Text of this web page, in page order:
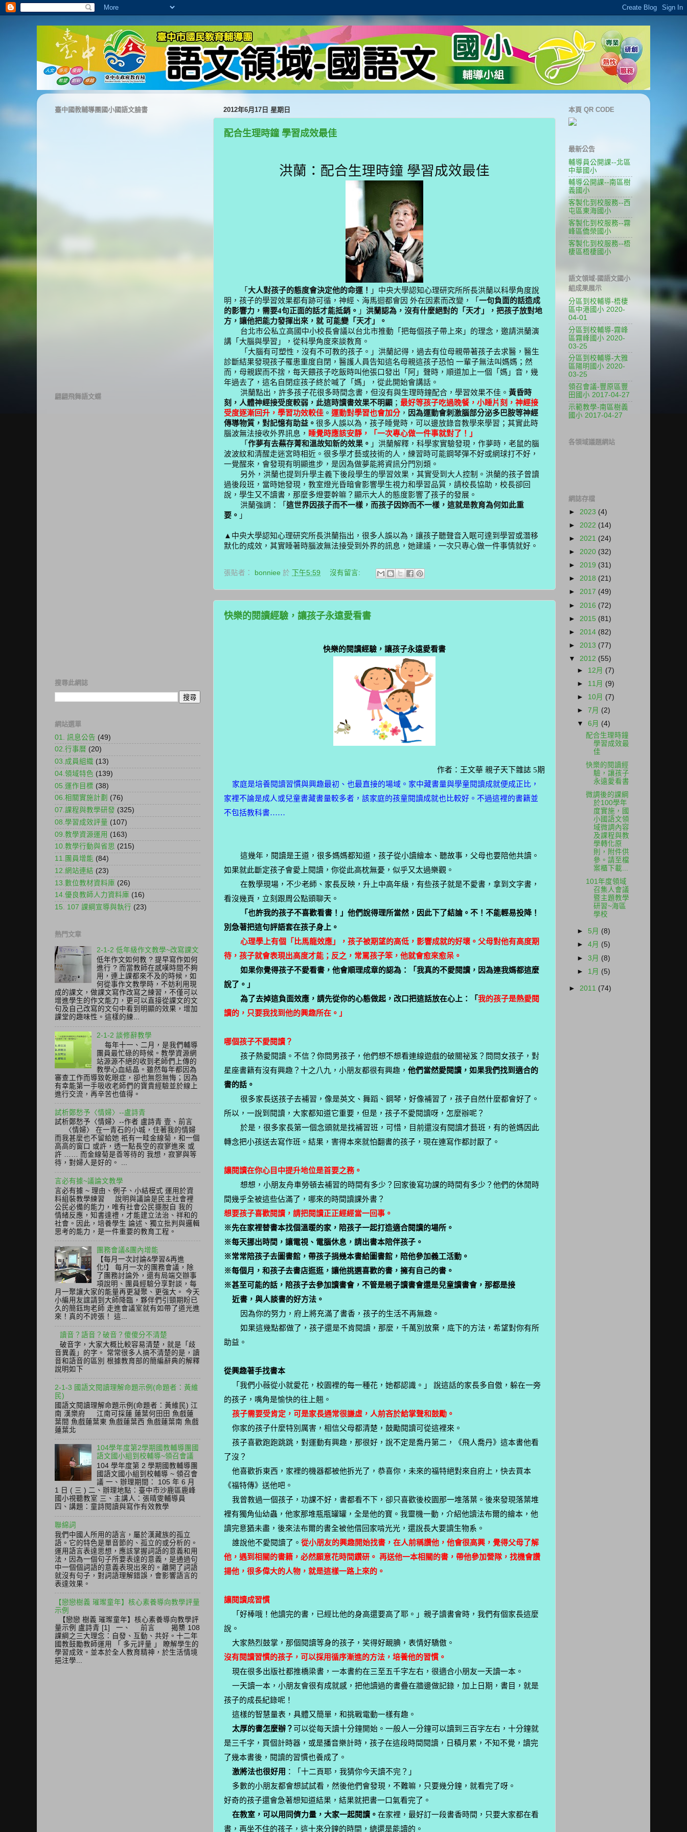
2012年6月17日 星期日
配合生理時鐘 學習成效最佳
洪蘭：配合生理時鐘 學習成效最佳
「 大人對孩子的態度會決定他的命運！
」中央大學認知心理研究所所長洪蘭以科學角度說
明，孩子的學習效果都有跡可循，神經、海馬迴都會因 外在因素而改變，「 一句負面的話造成
的影響力，需要4句正面的話才能抵銷。 」 洪蘭認為，沒有什麼絕對的「天才」，把孩子放對地
方，讓他把能力發揮出來，就 可能變「天才」。
台北市公私立高國中小校長會議以台北市推動「把每個孩子帶上來」的理念，邀請洪蘭演
講「大腦與學習」，從科學角度來談教育。
「大腦有可塑性，沒有不可教的孩子。」洪蘭記得，過去有位母親帶著孩子去求醫，醫生
診斷結果發現孩子罹患重度自閉，醫護人員告知這名母親這孩子恐怕 一輩子無法叫媽媽；然
而，母親鍥而不捨，每天餵孩子吃飯時叫他張口發出「阿」聲時，順道加上一個「媽」音，幾
年過去了，這名自閉症孩子終於喊了「媽」，從此開始會講話。
洪蘭點出，許多孩子花很多時間念書，但沒有與生理時鐘配合，學習效果不佳。 黃昏時
刻，人體神經接受度較弱，此這時讀書效果不明顯 ； 最好等孩子吃過晚餐，小睡片刻，神經接
受度逐漸回升，學習功效較佳 。 運動對學習也會加分 ， 因為運動會刺激腦部分泌多巴胺等神經
傳導物質，對記憶有助益。 很多人誤以為，孩子睡覺時，可以邊放錄音教學來學習；其實此時
腦波無法接收外界訊息， 睡覺時應該安靜，「一次專心做一件事就對了！」
「 作夢有去蕪存菁和溫故知新的效果。 」洪蘭解釋，科學家實驗發現，作夢時，老鼠的腦
波波紋和清醒走迷宮時相近。很多學才藝或技術的人，練習時可能鋼琴彈不好或網球打不好，
一覺醒來，會發現有明顯進步，是因為做夢能將資訊分門別類。
另外，洪蘭也提到升學主義下後段學生的學習效果，其實受到大人控制。洪蘭的孩子曾讀
過後段班，當時她發現，教室燈光昏暗會影響學生視力和學習品質，請校長協助，校長卻回
說，學生又不讀書，那麼多燈要幹嘛？顯示大人的態度影響了孩子的發展。
洪蘭強調：「 這世界因孩子而不一樣，而孩子因妳而不一樣，這就是教育為何如此重
要。 」
▲ 中央大學認知心理研究所長洪蘭指出，很多人誤以為，讓孩子聽聲音入眠可達到學習或潛移
默化的成效，其實睡著時腦波無法接受到外界的訊息，她建議，一次只專心做一件事情就好。
張貼者： bonniee 於 下午5:59 沒有留言:
快樂的閱讀經驗，讓孩子永遠愛看書
快樂的閱讀經驗，讓孩子永遠愛看書
作者：王文華 親子天下雜誌 5期
家庭是培養閱讀習慣與興趣最初、也最直接的場域。家中藏書量與學童閱讀成就便成正比，
家裡不論是成人或兒童書藏書量較多者，該家庭的孩童閱讀成就也比較好。不過這裡的書籍並
不包括教科書……
這幾年，閱讀是王道，很多媽媽都知道，孩子從小讀繪本、聽故事，父母也要陪他共讀。
如果就此斷定孩子會愛上閱讀，你從此高枕無憂，似乎又太過樂觀。
在教學現場，不少老師、家長反映，升上中高年級，有些孩子就是不愛書，拿到文字書，
看沒幾頁，立刻跟周公點頭聊天。
「也許我的孩子不喜歡看書！」他們說得理所當然，因此下了結論。不！不能輕易投降！
別急著把這句評語套在孩子身上。
心理學上有個「比馬龍效應」，孩子被期望的高低，影響成就的好壞。父母對他有高度期
待，孩子就會表現出高度才能；反之，常罵孩子笨，他就會愈來愈呆。
如果你覺得孩子不愛看書，他會順理成章的認為：「我真的不愛閱讀，因為連我媽都這麼
說了。」
為了去掉這負面效應，請先從你的心態做起，改口把這話放在心上：「我的孩子是熱愛閱
讀的，只要我找到他的興趣所在。」
哪個孩子不愛閱讀？
孩子熱愛閱讀。不信？你問男孩子，他們想不想看連線遊戲的破關祕笈？問問女孩子，對
星座書籍有沒有興趣？十之八九，小朋友都很有興趣， 他們當然愛閱讀，如果我們找到適合的
書的話。
很多家長送孩子去補習，像是英文、舞蹈、鋼琴，好像補習了，孩子自然什麼都會好了。
所以，一說到閱讀，大家都知道它重要，但是，孩子不愛閱讀呀，怎麼辦呢？
於是，很多家長第一個念頭就是找補習班，可惜，目前還沒有閱讀才藝班，有的爸媽因此
轉念把小孩送去寫作班。結果，害得本來就怕翻書的孩子，現在連寫作都討厭了。
讓閱讀在你心目中提升地位是首要之務。
想想，小朋友舟車勞頓去補習的時間有多少？回家後寫功課的時間有多少？他們的休閒時
間幾乎全被這些佔滿了，哪來的時間讀課外書？
想要孩子喜歡閱讀，請把閱讀正正經經當一回事。
※先在家裡替書本找個溫暖的家，陪孩子一起打造適合閱讀的場所。
※每天挪出時間，讓電視、電腦休息，請出書本陪伴孩子。
※常常陪孩子去圖書館，帶孩子捐幾本書給圖書館，陪他參加義工活動。
※每個月，和孩子去書店逛逛，讓他挑選喜歡的書，擁有自己的書。
※甚至可能的話，陪孩子去參加讀書會，不管是親子讀書會還是兒童讀書會，那都是接
近書，與人談書的好方法。
因為你的努力，府上將充滿了書香，孩子的生活不再無趣。
如果這幾點都做了，孩子還是不肯閱讀，那麼，千萬別放棄，底下的方法，希望對你有所
助益。
從興趣著手找書本
「我們小薇從小就愛花，校園裡的每一種花，她都認識。」 說這話的家長多自傲，躲在一旁
的孩子，嘴角是愉快的往上翹。
孩子需要受肯定，可是家長通常很謙虛，人前吝於給掌聲和鼓勵。
你家的孩子什麼特別厲害，相信父母都清楚，鼓勵閱讀可從這裡來。
孩子喜歡跑跑跳跳，對運動有興趣，那很好，說不定是喬丹第二，《飛人喬丹》這本書他看
了沒？
他喜歡拆東西，家裡的機器都被他拆光了，恭喜你，未來的福特絕對來自府上，快去買本
《福特傳》送他吧。
我曾教過一個孩子，功課不好，書都看不下，卻只喜歡後校園那一堆落葉。後來發現落葉堆
裡有獨角仙幼蟲，他家那堆瓶瓶罐罐，全是他的寶。我靈機一動，介紹他讀法布爾的繪本，他
讀完意猶未盡，後來法布爾的書全被他借回家啃光光，還說長大要讀生物系。
誰說他不愛閱讀了。 從小朋友的興趣開始找書，在人前稱讚他，他會很高興，覺得父母了解
他，遇到相關的書籍，必然願意花時間鑽研。 再送他一本相關的書，帶他參加營隊，找機會讚
揚他，很多偉大的人物，就是這樣一路上來的。
讓閱讀成習慣
「好棒哦！他讀完的書，已經比他的身高還要高了耶。」親子讀書會時，我們有個家長這麼
說。
大家熱烈鼓掌，那個閱讀等身的孩子，笑得好靦腆，表情好驕傲。
沒有閱讀習慣的孩子，可以採用循序漸進的方法，培養他的習慣。
現在很多出版社都推橋梁書，一本書約在三至五千字左右，很適合小朋友一天讀一本。
一天讀一本，小朋友會很有成就感，把他讀過的書疊在牆邊做記錄，加上日期，書目，就是
孩子的成長紀錄呢！
這樣的智慧量表，具體又簡單，和挑戰電動一樣有趣。
太厚的書怎麼辦？ 可以從每天讀十分鐘開始。一般人一分鐘可以讀到三百字左右，十分鐘就
是三千字，買個計時器，或是播音樂計時，孩子在這段時間閱讀，日積月累，不知不覺，讀完
了幾本書後，閱讀的習慣也養成了。
激將法也很好用 ：「十二頁耶，我猜你今天讀不完？」
多數的小朋友都會想試試看，然後他們會發現，不難嘛，只要幾分鐘，就看完了呀。
好奇的孩子還會急著想知道結果，結果就把書一口氣看完了。
在教室，可以用同儕力量，大家一起閱讀。 在家裡，最好訂一段書香時間，只要大家都在看
書，再坐不住的孩子，這十來分鐘的時間，總還是能讀的。
臺中國教輔導團國小國語文臉書
翩翩飛舞語文蝶
搜尋此網誌
網站選單
01. 訊息公告 (49)
02.行事曆 (20)
03.成員組織 (13)
04.領域特色 (139)
05.運作目標 (38)
06.相關實施計劃 (76)
07.課程與教學研發 (325)
08.學習成效評量 (107)
09.教學資源運用 (163)
10.教學行動與省思 (215)
11.團員增能 (84)
12.網站連結 (23)
13.數位教材資料庫 (26)
14.優良教師人力資料庫 (16)
15. 107 課綱宣導與執行 (23)
熱門文章
2-1-2 低年級作文教學~改寫課文
低年作文如何教 ? 提早寫作如何
進行 ? 而當教師在感嘆時間不夠
用，連上課都來不及的時候，如
何從事作文教學時，不妨利用現
成的課文，做課文寫作改寫之練習，不僅可以
增進學生的作文能力，更可以直接從課文的文
句及自己改寫的文句中看到明顯的效果，增加
課堂的趣味性。這樣的練...
2-1-2 談修辭教學
每年十一、二月，是我們輔導
團員最忙碌的時候。教學資源網
站源源不絕的收到老師們上傳的
教學心血結晶。雖然每年都因為
審查工作而導致乾眼症，卻也無怨無悔；因為
有幸能第一手吸收老師們的寶貴經驗並於線上
進行交流，再辛苦也值得。
試析鄭愁予〈情婦〉--盧詩青
試析鄭愁予〈情婦〉--作者 盧詩青 壹、前言
〈情婦〉 在一青石的小城，住著我的情婦
而我甚麼也不留給她 祇有一畦金線菊，和一個
高高的窗口 或許，透一點長空的寂寥進來 或
許 …… 而金線菊是善等待的 我想，寂寥與等
待，對婦人是好的。 ...
言必有據~議論文教學
言必有據 ~ 理由、例子、小結模式 運用於資
料組裝教學練習 說明與議論是民主社會裡
公民必備的能力，唯有社會公民擺脫自 我的
情緒反應，知書達禮，才能建立法治、祥和的
社會。因此，培養學生 論述、獨立批判與邏輯
思考的能力，是一件重要的教育工程。
團務會議&團內增能
【每月一次討論&學習&再進
化!】 每月一次的團務會議，除
了團務討論外，還有局端交辦事
項說明、團員經驗分享對談，每
月一聚讓大家的能量再更凝聚、更強大。 今天
小編用友誼請到大師降臨，夥伴們引頸期盼已
久的簡鈺珣老師 走進會議室就有如帶了道光進
來！真的不誇張！ 這...
讀音？語音？破音？傻傻分不清楚
破音字，大家大概比較容易清楚，就是「歧
音異義」的字。 常常很多人搞不清楚的是，讀
音和語音的區別 根據教育部的簡編辭典的解釋
說明如下
2-1-3 國語文閱讀理解命題示例(命題者：黃維
民)
國語文閱讀理解命題示例(命題者：黃維民) 江
南 漢樂府 江南可採蓮 蓮葉何田田 魚戲蓮
葉間 魚戲蓮葉東 魚戲蓮葉西 魚戲蓮葉南 魚戲
蓮葉北
104學年度第2學期國教輔導團國
語文國小組到校輔導~領召會議
104 學年度第 2 學期國教輔導團
國語文國小組到校輔導 ~ 領召會
議 一、辦理期間： 105 年 6 月
1 日 ( 三 ) 二、辦理地點：臺中市沙鹿區鹿峰
國小視聽教室 三、主講人：張晴雯輔導員
四、講題：童詩閱讀與寫作有效教學
聯綿詞
我們中國人所用的語言，屬於漢藏族的孤立
語。它的特色是單音節的、孤立的或分析的。
運用語言表達思想，應該掌握詞語的意義和用
法，因為一個句子所要表達的意義，是通過句
中一個個詞語的意義表現出來的。離開了詞語
就沒有句子，對詞語理解錯誤，會影響語言的
表達效果。
【戀戀樹義 璀璨童年】核心素養導向教學評量
示例
【戀戀 樹義 璀璨童年】核心素養導向教學評
量示例 盧詩青 [1] 一、 前言 揭櫫 108
課綱之三大理念：自發、互動、共好。十二年
國教鼓勵教師運用 「 多元評量 」 瞭解學生的
學習成效。並本於全人教育精神，於生活情境
挹注學...
本頁 QR CODE
最新公告
輔導員公開課--北區
中華國小
輔導公開課--南區樹
義國小
客製化到校服務--西
屯區東海國小
客製化到校服務--霧
峰區僑榮國小
客製化到校服務--梧
棲區梧棲國小
語文領域-國語文國小
組成果展示
分區到校輔導-梧棲
區中港國小 2020-
04-01
分區到校輔導-霧峰
區霧峰國小 2020-
03-25
分區到校輔導-大雅
區陽明國小 2020-
03-25
領召會議-豐原區豐
田國小 2017-04-27
示範教學-南區樹義
國小 2017-04-27
各領域議題網站
網誌存檔
► 2023 (4)
► 2022 (14)
► 2021 (24)
► 2020 (32)
► 2019 (31)
► 2018 (21)
► 2017 (49)
► 2016 (72)
► 2015 (81)
► 2014 (82)
► 2013 (77)
▼ 2012 (55)
► 12月 (7)
► 11月 (9)
► 10月 (7)
►7月 (2)
▼6月 (4)
配合生理時鐘
學習成效最
佳
快樂的閱讀經
驗，讓孩子
永遠愛看書
微調後的課綱
於100學年
度實施，國
小國語文領
域微調內容
及課程與教
學轉化原
則，附件供
參。請至檔
案櫃下載...
101年度領域
召集人會議
暨主題教學
研習~海區
學校
► 5月 (8)
►4月 (5)
►3月 (8)
► 1月 (5)
► 2011 (74)